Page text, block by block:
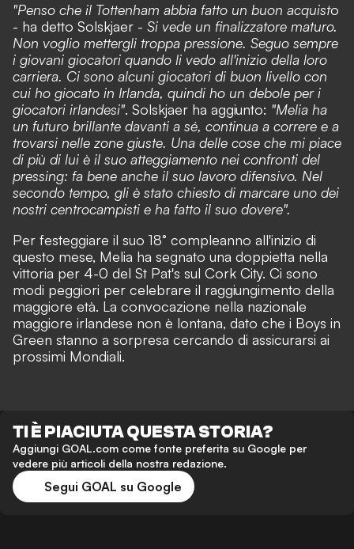
"Penso che il Tottenham abbia fatto un buon acquisto
- ha detto Solskjaer - Si vede un finalizzatore maturo.
Non voglio mettergli troppa pressione. Seguo sempre
i giovani giocatori quando li vedo all'inizio della loro
carriera. Ci sono alcuni giocatori di buon livello con
cui ho giocato in Irlanda, quindi ho un debole per i
giocatori irlandesi". Solskjaer ha aggiunto: "Melia ha
un futuro brillante davanti a sé, continua a correre e a
trovarsi nelle zone giuste. Una delle cose che mi piace
di più di lui è il suo atteggiamento nei confronti del
pressing: fa bene anche il suo lavoro difensivo. Nel
secondo tempo, gli è stato chiesto di marcare uno dei
nostri centrocampisti e ha fatto il suo dovere".
Per festeggiare il suo 18° compleanno all'inizio di
questo mese, Melia ha segnato una doppietta nella
vittoria per 4-0 del St Pat's sul Cork City. Ci sono
modi peggiori per celebrare il raggiungimento della
maggiore età. La convocazione nella nazionale
maggiore irlandese non è lontana, dato che i Boys in
Green stanno a sorpresa cercando di assicurarsi ai
prossimi Mondiali.
TI È PIACIUTA QUESTA STORIA?
Aggiungi GOAL.com come fonte preferita su Google per
vedere più articoli della nostra redazione.
Segui GOAL su Google